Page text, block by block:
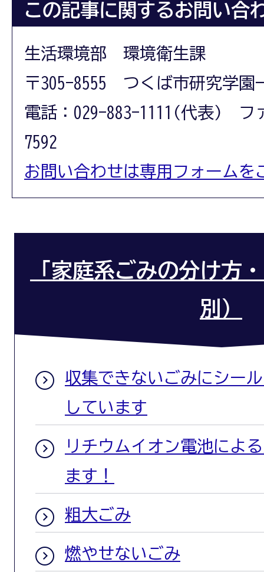
この記事に関するお問い合
生活環境部 環境衛生課
〒305-8555 つくば市研究学園
電話：029-883-1111(代表) フ
7592
お問い合わせは専用フォームを
「家庭系ごみの分け方
別）
収集できないごみにシー
しています
リチウムイオン電池によ
ます！
粗大ごみ
燃やせないごみ